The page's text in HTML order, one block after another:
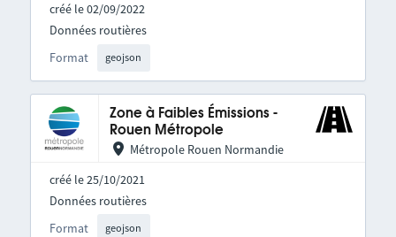
créé le 02/09/2022
Format geojson
Données routières
Zone à Faibles Émissions -
Rouen Métropole
Métropole Rouen Normandie
créé le 25/10/2021
Format geojson
Données routières